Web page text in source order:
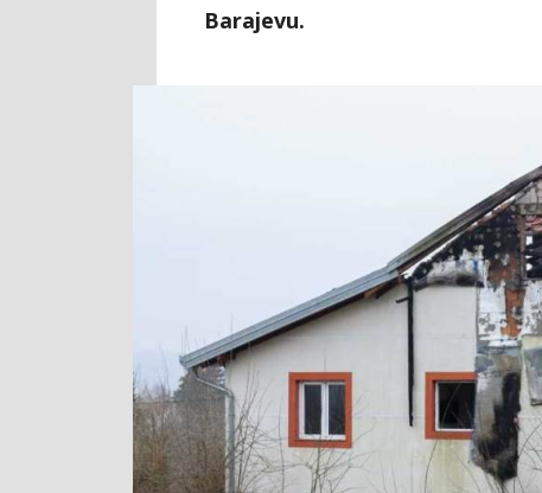
Barajevu.